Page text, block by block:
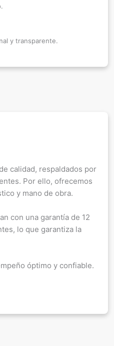
y transparente.
calidad, respaldados por
Por ello, ofrecemos
y mano de obra.
con una garantía de 12
lo que garantiza la
óptimo y confiable.